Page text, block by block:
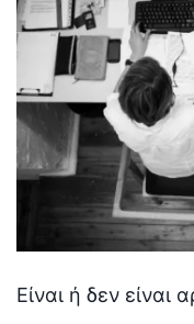
Είναι ή δεν είναι